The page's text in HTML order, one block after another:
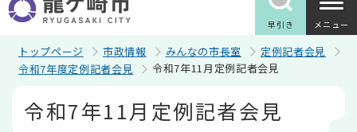
早引き メニュー
トップページ 市政情報 みんなの市長室
定例記者会見
令和7年度定例記者会見
令和7年11月定例記者会見
令和7年11月定例記者会見